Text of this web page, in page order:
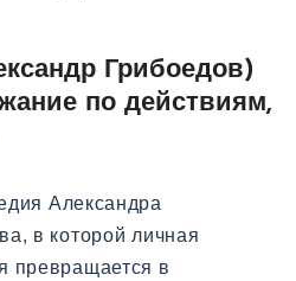
Грибоедов)
по действиям,
Александра
в которой личная
превращается в